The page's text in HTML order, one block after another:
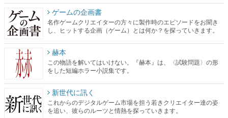
ゲームの企画書
名作ゲームクリエイターの方々に製作時のエピソードをお聞き
し、ヒットする企画（ゲーム）とは何か？を探っていきます。
赫本
この物語を解いてはいけない。『赫本』は、〈試験問題〉の形
をした短編ホラー小説集です。
新世代に訊く
これからのデジタルゲーム市場を担う若きクリエイター達の姿
を追い、彼らのルーツと情熱を探っていきます。